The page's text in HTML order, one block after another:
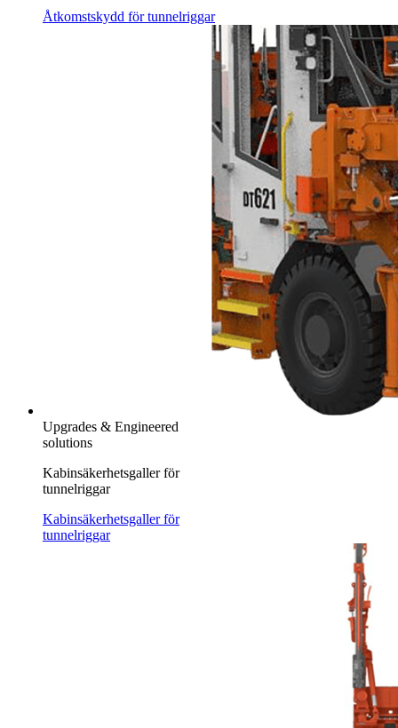
Åtkomstskydd för tunnelriggar
Upgrades & Engineered
solutions
Kabinsäkerhetsgaller för
tunnelriggar
Kabinsäkerhetsgaller för
tunnelriggar